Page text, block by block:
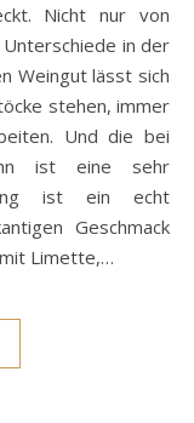
Nicht nur von
in der
Weingut lässt sich
stehen, immer
Und die bei
ist eine sehr
ist ein echt
Geschmack
Limette,…